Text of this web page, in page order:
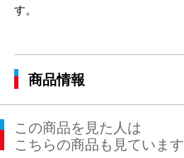
す。
商品情報
この商品を見た人は
こちらの商品も見ています